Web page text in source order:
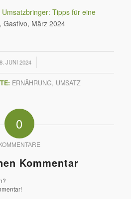
Tipps für eine
, Gastivo, März 2024
JUNI 2024
/
ERNÄHRUNG, UMSATZ
0
Kommentar